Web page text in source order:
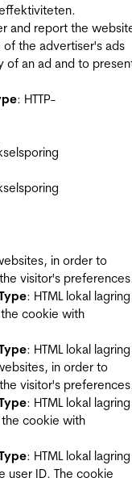
and report the
the advertiser's ads
of an ad and to
: HTTP-
in order to
visitor's
: HTML lokal lagring
cookie with
: HTML lokal lagring
in order to
visitor's
: HTML lokal lagring
cookie with
: HTML lokal lagring
user ID. The cookie